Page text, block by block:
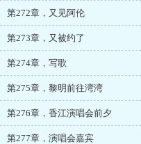
第272章，又见阿伦
第273章，又被约了
第274章，写歌
第275章，黎明前往湾湾
第276章，香江演唱会前夕
第277章，演唱会嘉宾